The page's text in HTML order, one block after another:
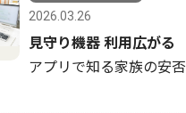
2026.03.26
見守り機器 利用広がる
アプリで知る家族の安否